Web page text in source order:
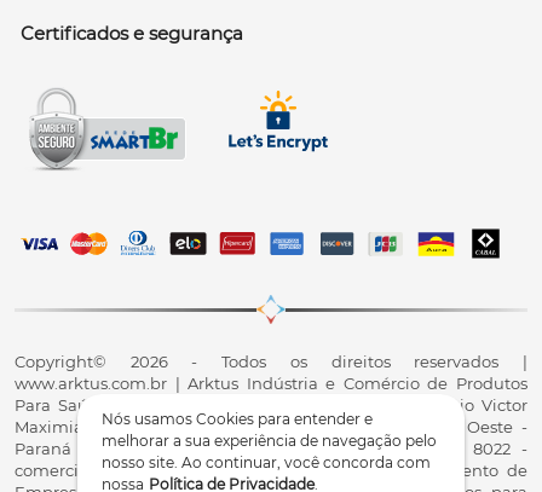
Nós usamos Cookies para entender e
melhorar a sua experiência de navegação pelo
nosso site. Ao continuar, você concorda com
nossa Política de Privacidade.
Certificados e segurança
Copyright© 2026 - Todos os direitos reservados |
www.arktus.com.br | Arktus Indústria e Comércio de Produtos
Para Saúde Ltda | CNPJ: 01.417.367/0001-78 | R. Antônio Victor
Maximiano, 107, Parque Industrial II, Santa Tereza do Oeste -
Paraná - CEP 85825-900 - Fale conosco: 0800 200 8022 -
comercial@arktus.com.br | Autorização de Funcionamento de